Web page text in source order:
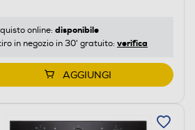
online: disponibile
in negozio in 30' gratuito: verifica
AGGIUNGI